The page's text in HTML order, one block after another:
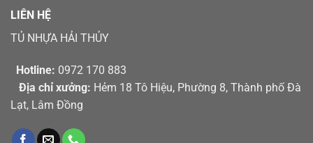
LIÊN HỆ
TỦ NHỰA HẢI THỦY
Hotline: 0972 170 883
Địa chỉ xưởng: Hẻm 18 Tô Hiệu, Phường 8, Thành phố Đà
Lạt, Lâm Đồng